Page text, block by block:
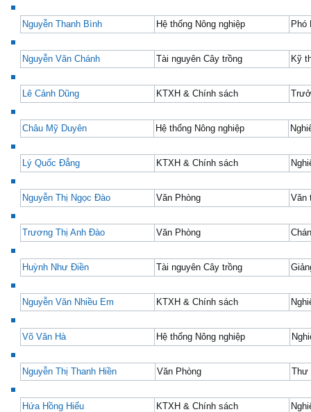
Nguyễn Thanh Bình Hệ thống Nông nghiệp Phó
Nguyễn Văn Chánh Tài nguyên Cây trồng Kỹ
Lê Cảnh Dũng KTXH & Chính sách
Châu Mỹ Duyên Hệ thống Nông nghiệp
Lý Quốc Đẳng KTXH & Chính sách
Nguyễn Thị Ngọc Đào Văn Phòng Văn
Trương Thị Anh Đào Văn Phòng
Huỳnh Như Điền Tài nguyên Cây trồng
Nguyễn Văn Nhiều Em KTXH & Chính sách
Võ Văn Hà Hệ thống Nông nghiệp
Nguyễn Thị Thanh Hiền Văn Phòng Thư
Hứa Hồng Hiểu KTXH & Chính sách